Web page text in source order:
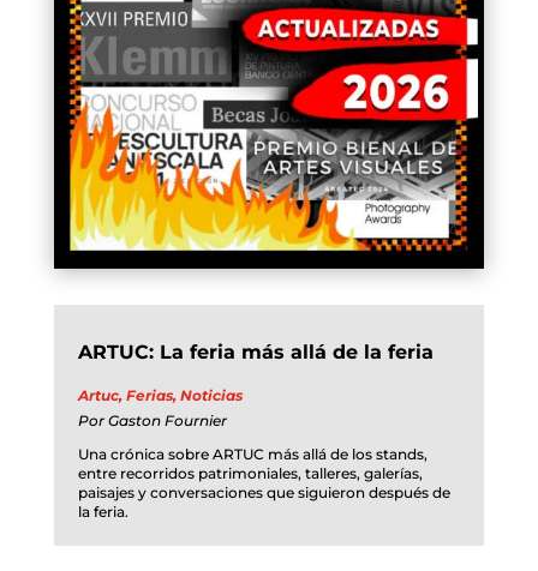
ARTUC: La feria más allá de la feria
Artuc, Ferias, Noticias
Por Gaston Fournier
Una crónica sobre ARTUC más allá de los stands,
entre recorridos patrimoniales, talleres, galerías,
paisajes y conversaciones que siguieron después de
la feria.